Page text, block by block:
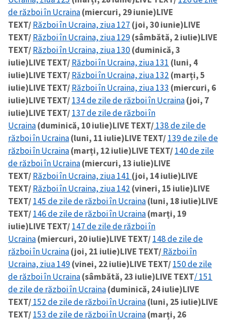
de război în Ucraina(miercuri, 29 iunie)LIVE
TEXT/Război în Ucraina, ziua 127 (joi, 30 iunie)LIVE
TEXT/Război în Ucraina, ziua 129(sâmbătă, 2 iulie)LIVE
TEXT/Război în Ucraina, ziua 130(duminică, 3
iulie)LIVE TEXT/Război în Ucraina, ziua 131 (luni, 4
iulie)LIVE TEXT/Război în Ucraina, ziua 132 (marți, 5
iulie)LIVE TEXT/Război în Ucraina, ziua 133 (miercuri, 6
iulie)LIVE TEXT/134 de zile de război în Ucraina(joi, 7
iulie)LIVE TEXT/137 de zile de război în
Ucraina(duminică, 10 iulie)LIVE TEXT/138 de zile de
război în Ucraina(luni, 11 iulie)LIVE TEXT/139 de zile de
război în Ucraina(marți, 12 iulie)LIVE TEXT/140 de zile
de război în Ucraina(miercuri, 13 iulie)LIVE
TEXT/Război în Ucraina, ziua 141 (joi, 14 iulie)LIVE
TEXT/Război în Ucraina, ziua 142 (vineri, 15 iulie)LIVE
TEXT/145 de zile de război în Ucraina(luni, 18 iulie)LIVE
TEXT/146 de zile de război în Ucraina(marți, 19
iulie)LIVE TEXT/147 de zile de război în
Ucraina(miercuri, 20 iulie)LIVE TEXT/148 de zile de
război în Ucraina(joi, 21 iulie)LIVE TEXT/Război în
Ucraina, ziua 149(vinei, 22 iulie)LIVE TEXT/150 de zile
de război în Ucraina(sâmbătă, 23 iulie)LIVE TEXT/ 151
de zile de război în Ucraina(duminică, 24 iulie)LIVE
TEXT/152 de zile de război în Ucraina(luni, 25 iulie)LIVE
TEXT/153 de zile de război în Ucraina(marți, 26
CONTACT SURSĂ
Sursă anonimă
Nume+ Numele meu
Email+ Emailul meu
Telefon
+ Telefon personal
Am citit și sunt de
acord cupolitica de
confidențialitate.
TRIMITE ȘTIREA